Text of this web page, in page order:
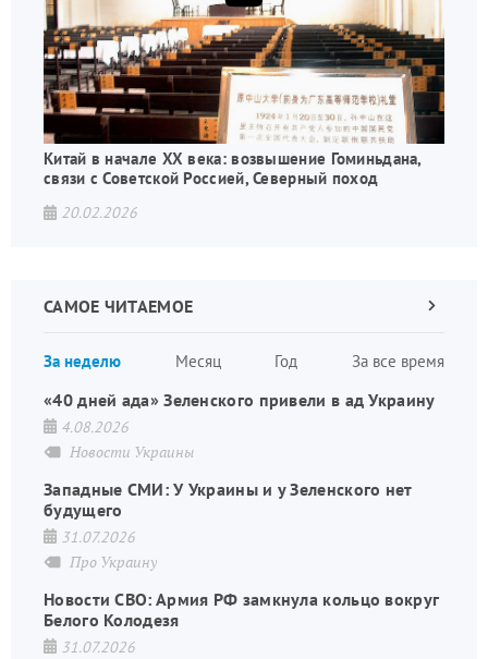
Китай в начале XX века: возвышение Гоминьдана,
связи с Советской Россией, Северный поход
20.02.2026
САМОЕ ЧИТАЕМОЕ
За неделю Месяц Год За все время
Следующая
«40 дней ада» Зеленского привели в ад Украину
4.08.2026
Новости Украины
Западные СМИ: У Украины и у Зеленского нет
будущего
31.07.2026
Про Украину
Новости СВО: Армия РФ замкнула кольцо вокруг
Белого Колодезя
31.07.2026